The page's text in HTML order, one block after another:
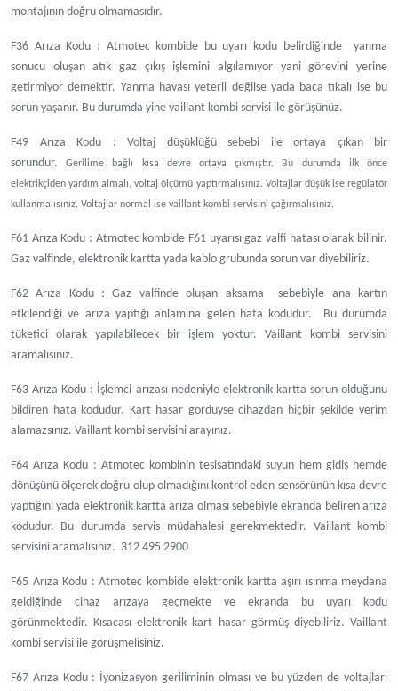
montajının doğru olmamasıdır.
F36 Arıza Kodu : Atmotec kombide bu uyarı kodu belirdiğinde yanma
sonucu oluşan atık gaz çıkış işlemini algılamıyor yani görevini yerine
getirmiyor demektir. Yanma havası yeterli değilse yada baca tıkalı ise bu
sorun yaşanır. Bu durumda yine vaillant kombi servisi ile görüşünüz.
F49 Arıza Kodu : Voltaj düşüklüğü sebebi ile ortaya çıkan bir
sorundur.Gerilime bağlı kısa devre ortaya çıkmıştır. Bu durumda ilk önce
elektrikçiden yardım almalı, voltaj ölçümü yaptırmalısınız. Voltajlar düşük ise regülatör
kullanmalısınız. Voltajlar normal ise vaillant kombi servisini çağırmalısınız.
F61 Arıza Kodu : Atmotec kombide F61 uyarısı gaz valfi hatası olarak bilinir.
Gaz valfinde, elektronik kartta yada kablo grubunda sorun var diyebiliriz.
F62 Arıza Kodu : Gaz valfinde oluşan aksama sebebiyle ana kartın
etkilendiği ve arıza yaptığı anlamına gelen hata kodudur. Bu durumda
tüketici olarak yapılabilecek bir işlem yoktur. Vaillant kombi servisini
aramalısınız.
F63 Arıza Kodu : İşlemci arızası nedeniyle elektronik kartta sorun olduğunu
bildiren hata kodudur. Kart hasar gördüyse cihazdan hiçbir şekilde verim
alamazsınız. Vaillant kombi servisini arayınız.
F64 Arıza Kodu : Atmotec kombinin tesisatındaki suyun hem gidiş hemde
dönüşünü ölçerek doğru olup olmadığını kontrol eden sensörünün kısa devre
yaptığını yada elektronik kartta arıza olması sebebiyle ekranda beliren arıza
kodudur. Bu durumda servis müdahalesi gerekmektedir. Vaillant kombi
servisini aramalısınız. 312 495 2900
F65 Arıza Kodu : Atmotec kombide elektronik kartta aşırı ısınma meydana
geldiğinde cihaz arızaya geçmekte ve ekranda bu uyarı kodu
görünmektedir. Kısacası elektronik kart hasar görmüş diyebiliriz. Vaillant
kombi servisi ile görüşmelisiniz.
F67 Arıza Kodu : İyonizasyon geriliminin olması ve bu yüzden de voltajları